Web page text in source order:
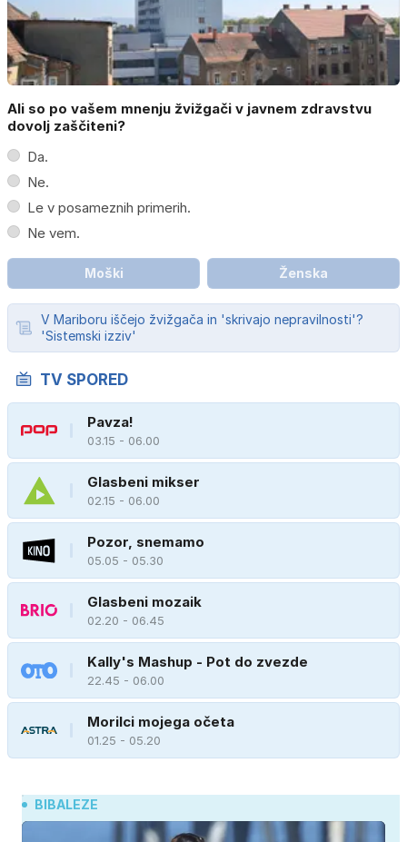
Ali so po vašem mnenju žvižgači v javnem zdravstvu
dovolj zaščiteni?
Da.
Ne.
Le v posameznih primerih.
Ne vem.
Moški Ženska
V Mariboru iščejo žvižgača in 'skrivajo nepravilnosti'?
'Sistemski izziv'
TV SPORED
Pavza!
03.15 - 06.00
Glasbeni mikser
02.15 - 06.00
Pozor, snemamo
05.05 - 05.30
Glasbeni mozaik
02.20 - 06.45
Kally's Mashup - Pot do zvezde
22.45 - 06.00
Morilci mojega očeta
01.25 - 05.20
BIBALEZE